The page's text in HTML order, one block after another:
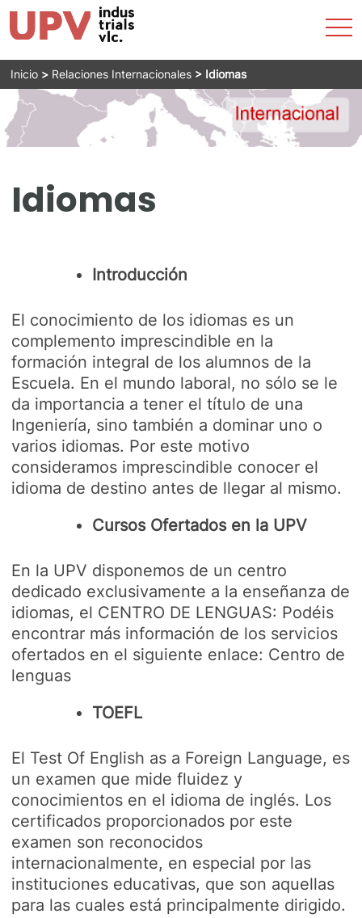
Saltar
al
contenido
La ETSII
Admisión
Estudios
Servicios
Horarios
Empresas
Internacional
Actualidad
Accesibilidad
Buscar
Emergencias
Directorio
Inicio > Relaciones Internacionales > Idiomas
Idiomas
Introducción
El conocimiento de los idiomas es un
complemento imprescindible en la
formación integral de los alumnos de la
Escuela. En el mundo laboral, no sólo se le
da importancia a tener el título de una
Ingeniería, sino también a dominar uno o
varios idiomas. Por este motivo
consideramos imprescindible conocer el
idioma de destino antes de llegar al mismo.
Cursos Ofertados en la UPV
En la UPV disponemos de un centro
dedicado exclusivamente a la enseñanza de
idiomas, el CENTRO DE LENGUAS: Podéis
encontrar más información de los servicios
ofertados en el siguiente enlace: Centro de
lenguas
TOEFL
El Test Of English as a Foreign Language, es
un examen que mide fluidez y
conocimientos en el idioma de inglés. Los
certificados proporcionados por este
examen son reconocidos
internacionalmente, en especial por las
instituciones educativas, que son aquellas
para las cuales está principalmente dirigido.